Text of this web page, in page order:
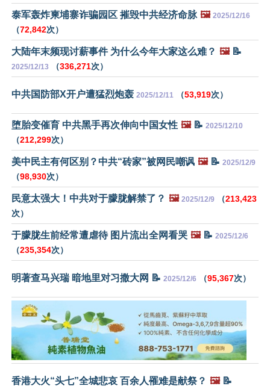
泰军轰炸柬埔寨诈骗园区 摧毁中共经济命脉 🖼️ 2025/12/16
（72,842次）
大陆年末频现讨薪事件 为什么今年大家这么难？ 🖼️📝
2025/12/13 （336,271次）
中共国防部X开户遭猛烈炮轰 2025/12/11 （53,919次）
堕胎变催育 中共黑手再次伸向中国女性 🖼️📝 2025/12/10
（212,299次）
美中民主有何区别？中共“砖家”被网民嘲讽 🖼️📝 2025/12/9
（98,930次）
民意太强大！中共对于朦胧解禁了？ 🖼️ 2025/12/9 （213,423
次）
于朦胧生前经常遭虐待 图片流出全网看哭 🖼️📝 2025/12/6
（235,354次）
明著查马兴瑞 暗地里对习撒大网 📝 2025/12/6 （95,367次）
香港大火“头七”全城悲哀 百余人罹难是献祭？ 🖼️📝